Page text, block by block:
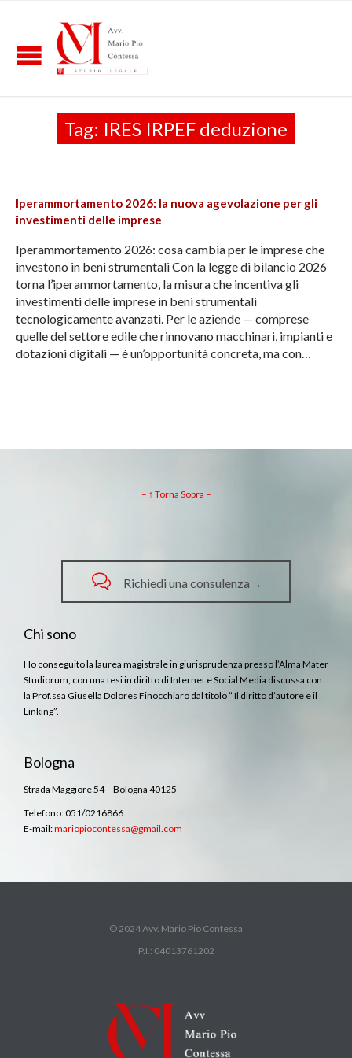
Tag: IRES IRPEF deduzione
Iperammortamento 2026: la nuova agevolazione per gli
investimenti delle imprese
Iperammortamento 2026: cosa cambia per le imprese che
investono in beni strumentali Con la legge di bilancio 2026
torna l’iperammortamento, la misura che incentiva gli
investimenti delle imprese in beni strumentali
tecnologicamente avanzati. Per le aziende — comprese
quelle del settore edile che rinnovano macchinari, impianti e
dotazioni digitali — è un’opportunità concreta, ma con…
– ↑ Torna Sopra –
 Richiedi una consulenza→
Chi sono
Ho conseguito la laurea magistrale in giurisprudenza presso l’Alma Mater
Studiorum, con una tesi in diritto di Internet e Social Media discussa con
la Prof.ssa Giusella Dolores Finocchiaro dal titolo ” Il diritto d’autore e il
Linking”.
Bologna
Strada Maggiore 54 – Bologna 40125
Telefono: 051/0216866
E-mail:mariopiocontessa@gmail.com
© 2024 Avv. Mario Pio Contessa
P.I.: 04013761202